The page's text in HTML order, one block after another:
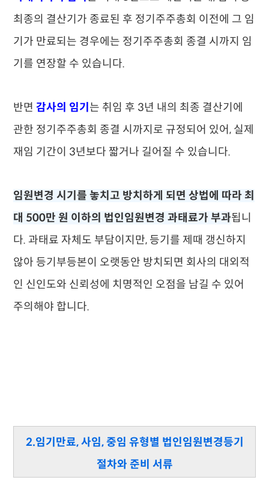
최종의 결산기가 종료된 후 정기주주총회 이전에 그 임
기가 만료되는 경우에는 정기주주총회 종결 시까지 임
기를 연장할 수 있습니다.
반면감사의 임기 는 취임 후 3년 내의 최종 결산기에
관한 정기주주총회 종결 시까지로 규정되어 있어, 실제
재임 기간이 3년보다 짧거나 길어질 수 있습니다.
임원변경 시기를 놓치고 방치하게 되면 상법에 따라 최
대 500만 원 이하의 법인임원변경 과태료가 부과됩니
다. 과태료 자체도 부담이지만, 등기를 제때 갱신하지
않아 등기부등본이 오랫동안 방치되면 회사의 대외적
인 신인도와 신뢰성에 치명적인 오점을 남길 수 있어
주의해야 합니다.
2.임기만료, 사임, 중임 유형별 법인임원변경등기
절차와 준비 서류